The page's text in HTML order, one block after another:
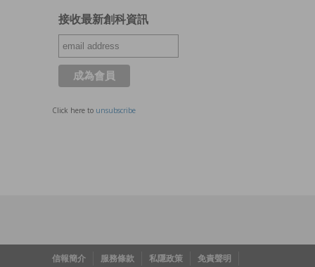
接收最新創科資訊
Click here to unsubscribe
信報簡介 服務條款 私隱政策
免責聲明